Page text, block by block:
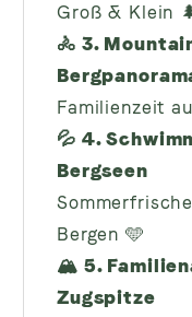
Groß & Klein
🚴 3.
Familienzeit
💦 4.
Bergseen
Bergen 🩵
🏔️ 5.
Zugspitze